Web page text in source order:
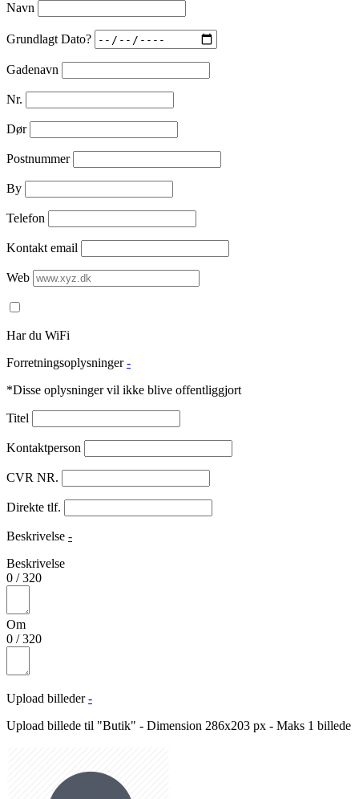
Navn
Grundlagt Dato?
Gadenavn
Nr.
Dør
Postnummer
By
Telefon
Kontakt email
Web
Har du WiFi
Forretningsoplysninger -
*Disse oplysninger vil ikke blive offentliggjort
Titel
Kontaktperson
CVR NR.
Direkte tlf.
Beskrivelse -
Beskrivelse
0 /320
Om
0 /320
Upload billeder -
Upload billede til "Butik" - Dimension 286x203 px - Maks 1 billede